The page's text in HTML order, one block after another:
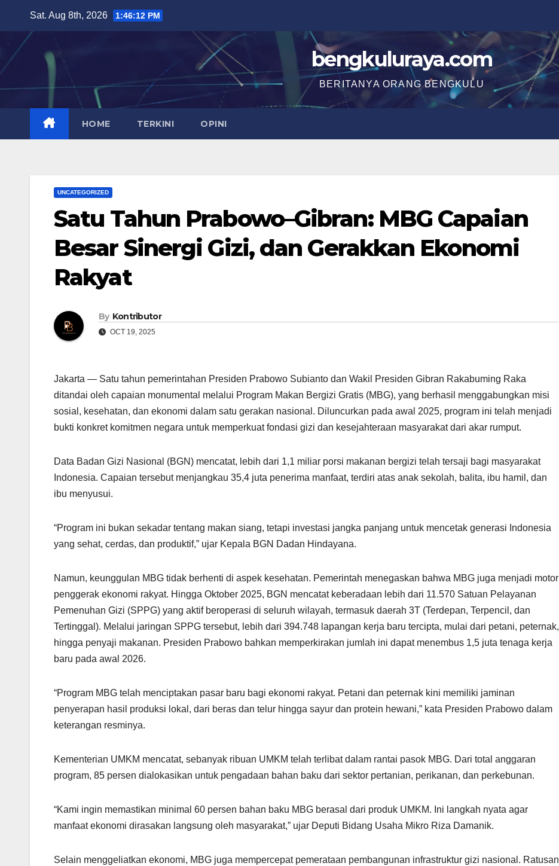
content
Sat. Aug 8th, 2026 1:46:13 PM
bengkuluraya.com
BERITANYA ORANG BENGKULU
HOME TERKINI OPINI
UNCATEGORIZED
Satu Tahun Prabowo–Gibran: MBG Capaian
Besar Sinergi Gizi, dan Gerakkan Ekonomi
Rakyat
By Kontributor
OCT 19, 2025
Jakarta — Satu tahun pemerintahan Presiden Prabowo Subianto dan Wakil Presiden Gibran Rakabuming Raka
ditandai oleh capaian monumental melalui Program Makan Bergizi Gratis (MBG), yang berhasil menggabungkan misi
sosial, kesehatan, dan ekonomi dalam satu gerakan nasional. Diluncurkan pada awal 2025, program ini telah menjadi
bukti konkret komitmen negara untuk memperkuat fondasi gizi dan kesejahteraan masyarakat dari akar rumput.
Data Badan Gizi Nasional (BGN) mencatat, lebih dari 1,1 miliar porsi makanan bergizi telah tersaji bagi masyarakat
Indonesia. Capaian tersebut menjangkau 35,4 juta penerima manfaat, terdiri atas anak sekolah, balita, ibu hamil, dan
ibu menyusui.
“Program ini bukan sekadar tentang makan siang, tetapi investasi jangka panjang untuk mencetak generasi Indonesia
yang sehat, cerdas, dan produktif,” ujar Kepala BGN Dadan Hindayana.
Namun, keunggulan MBG tidak berhenti di aspek kesehatan. Pemerintah menegaskan bahwa MBG juga menjadi motor
penggerak ekonomi rakyat. Hingga Oktober 2025, BGN mencatat keberadaan lebih dari 11.570 Satuan Pelayanan
Pemenuhan Gizi (SPPG) yang aktif beroperasi di seluruh wilayah, termasuk daerah 3T (Terdepan, Terpencil, dan
Tertinggal). Melalui jaringan SPPG tersebut, lebih dari 394.748 lapangan kerja baru tercipta, mulai dari petani, peternak,
hingga penyaji makanan. Presiden Prabowo bahkan memperkirakan jumlah ini dapat menembus 1,5 juta tenaga kerja
baru pada awal 2026.
“Program MBG telah menciptakan pasar baru bagi ekonomi rakyat. Petani dan peternak kini memiliki jaminan
penyerapan hasil produksi lokal, dari beras dan telur hingga sayur dan protein hewani,” kata Presiden Prabowo dalam
keterangan resminya.
Kementerian UMKM mencatat, sebanyak ribuan UMKM telah terlibat dalam rantai pasok MBG. Dari total anggaran
program, 85 persen dialokasikan untuk pengadaan bahan baku dari sektor pertanian, perikanan, dan perkebunan.
“Kami ingin memastikan minimal 60 persen bahan baku MBG berasal dari produk UMKM. Ini langkah nyata agar
manfaat ekonomi dirasakan langsung oleh masyarakat,” ujar Deputi Bidang Usaha Mikro Riza Damanik.
Selain menggeliatkan ekonomi, MBG juga mempercepat pemerataan pembangunan infrastruktur gizi nasional. Ratusan